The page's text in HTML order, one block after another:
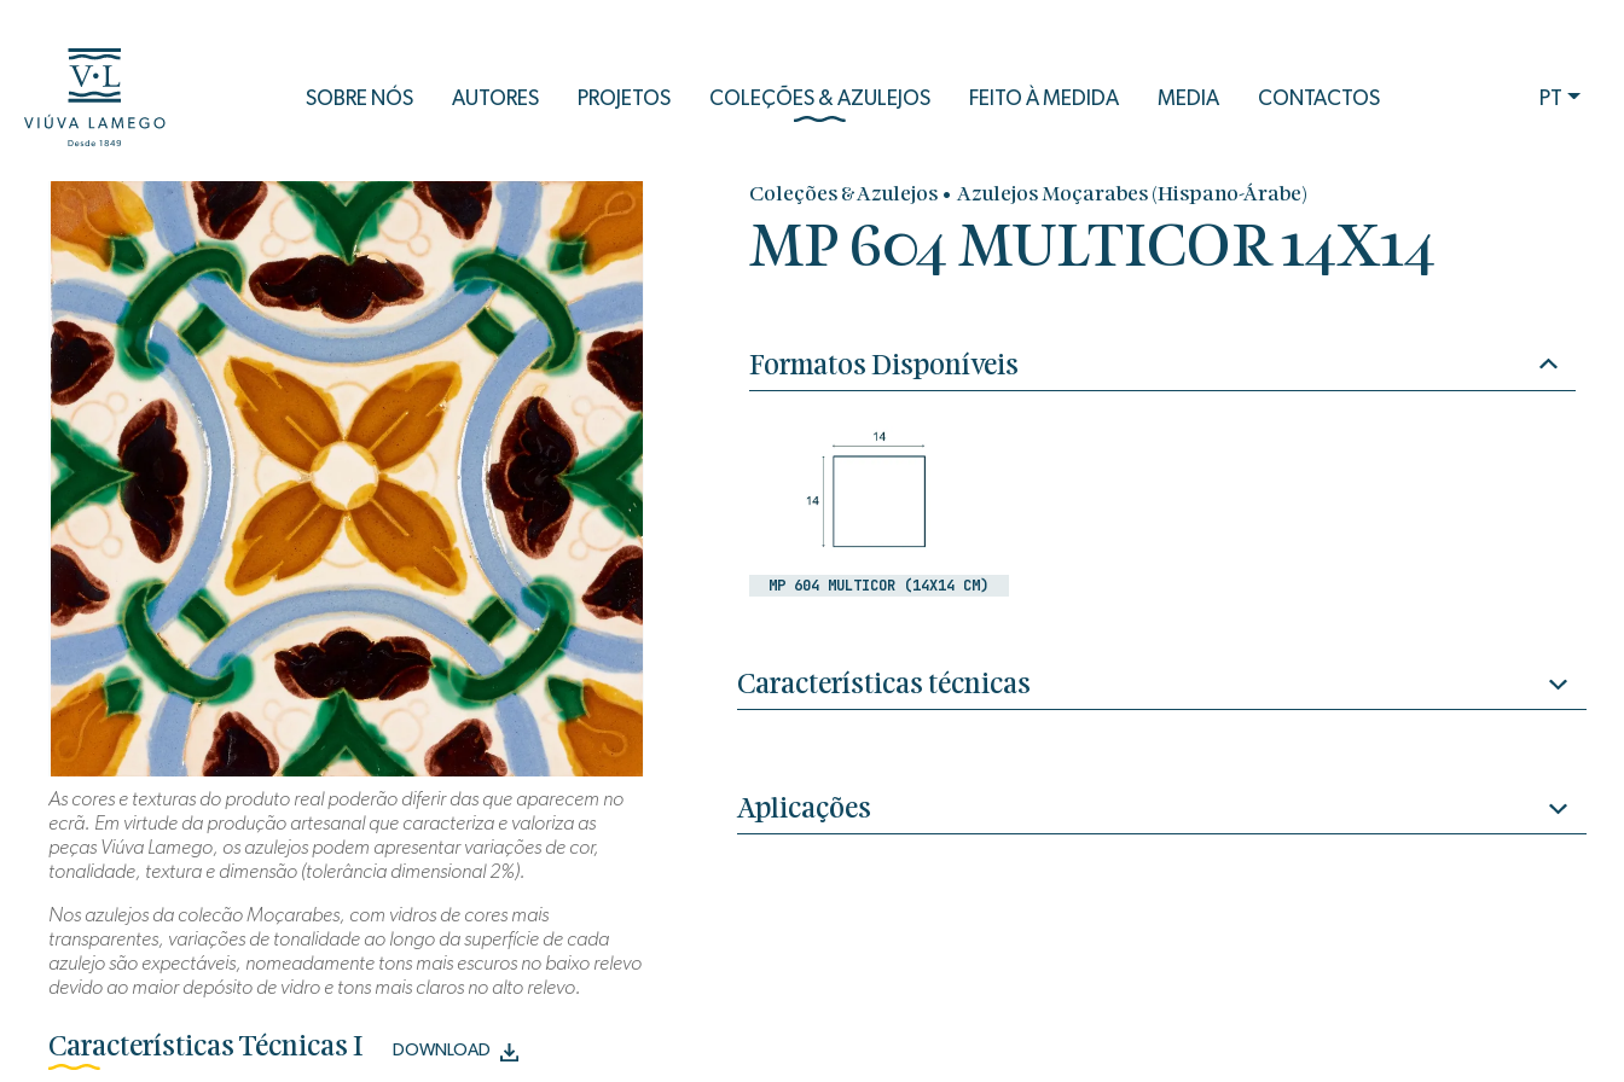
SOBRE NÓS AUTORES PROJETOS COLEÇÕES & AZULEJOS FEITO À MEDIDA MEDIA CONTACTOS PT
As cores e texturas do produto real poderão diferir das que aparecem no
ecrã. Em virtude da produção artesanal que caracteriza e valoriza as
peças Viúva Lamego, os azulejos podem apresentar variações de cor,
tonalidade, textura e dimensão (tolerância dimensional 2%).
Nos azulejos da colecão Moçarabes, com vidros de cores mais
transparentes, variações de tonalidade ao longo da superfície de cada
azulejo são expectáveis, nomeadamente tons mais escuros no baixo relevo
devido ao maior depósito de vidro e tons mais claros no alto relevo.
Características Técnicas I DOWNLOAD
Coleções & Azulejos • Azulejos Moçarabes (Hispano-Árabe)
MP 604 MULTICOR 14X14
Formatos Disponíveis
MP 604 MULTICOR (14X14 CM)
Características técnicas
Aplicações